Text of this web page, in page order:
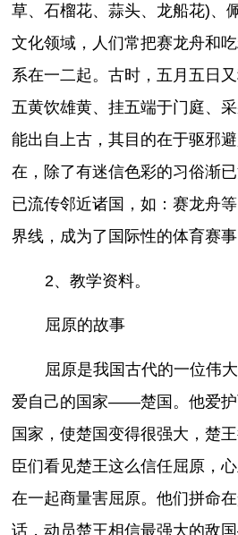
草、石榴花、蒜头、龙船花)、
文化领域，人们常把赛龙舟和
系在一二起。古时，五月五日
五黄饮雄黄、挂五端于门庭、
能出自上古，其目的在于驱邪
在，除了有迷信色彩的习俗渐
已流传邻近诸国，如：赛龙舟
界线，成为了国际性的体育赛事
2、教学资料。
屈原的故事
屈原是我国古代的一位伟
爱自己的国家——楚国。他爱护
国家，使楚国变得很强大，楚
臣们看见楚王这么信任屈原，
在一起商量害屈原。他们拼命
话，动员楚王相信最强大的敌